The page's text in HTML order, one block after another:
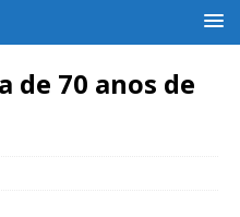
de 70 anos de